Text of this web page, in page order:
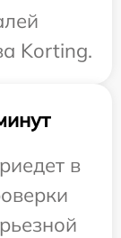
Korting.
в